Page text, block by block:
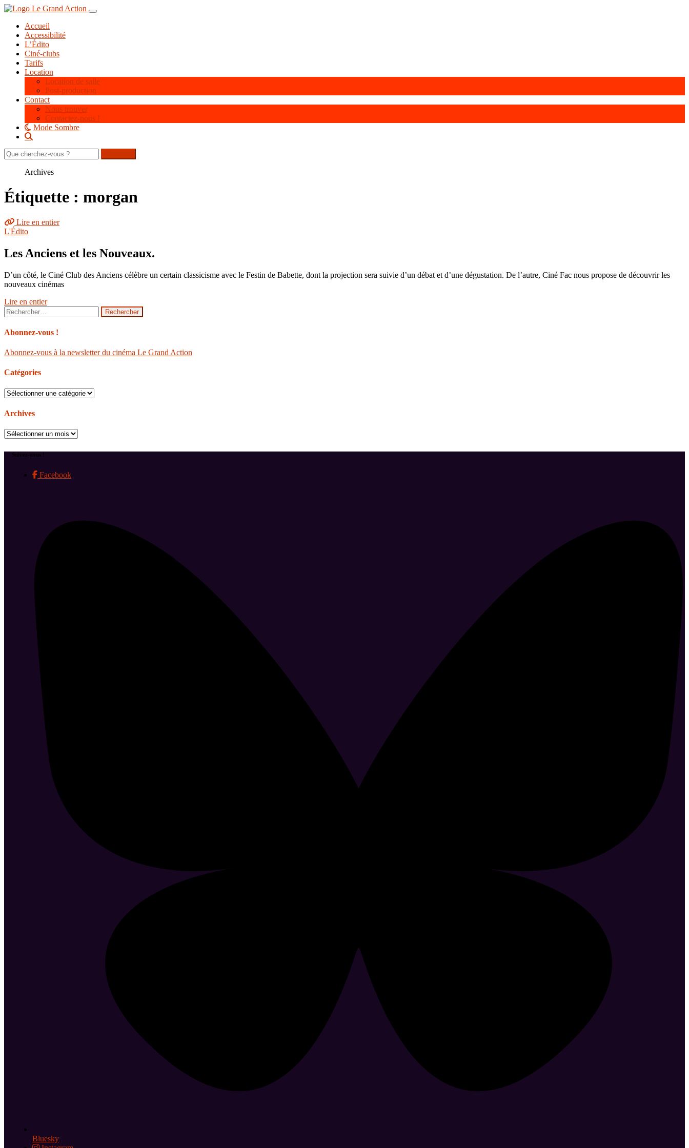
Aller
contenu
principal
Toggle navigation
Accueil
Accessibilité
L’Édito
Ciné-clubs
Tarifs
Location
Location de salle
Post-production
Contact
Nous trouver
Contactez-nous !
Mode Sombre
Rechercher
sur
Archives
Étiquette : morgan
Lire en entier
L'Édito
Les Anciens et les Nouveaux.
D’un côté, le Ciné Club des Anciens célèbre un certain classicisme avec le Festin de Babette, dont la projection sera suivie d’un débat et d’une dégustation. De l’autre, Ciné Fac nous propose de découvrir les
nouveaux cinémas
Lire en entier
Rechercher :
Abonnez-vous !
Abonnez-vous à la newsletter du cinéma Le Grand Action
Catégories
Catégories
Archives
Archives
Suivez-nous !
Facebook
Bluesky